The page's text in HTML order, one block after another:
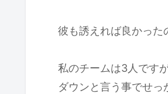
彼も誘えれば良かった
私のチームは3人です
ダウンと言う事でせ